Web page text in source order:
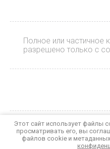
Полное или частичное
разрешено только с
© 2023 БАЙКЕР
Политика
Этот сайт использует файлы
просматривать его, вы
файлов cookie и